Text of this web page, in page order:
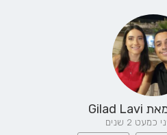
Gilad Lavi
2 שנים